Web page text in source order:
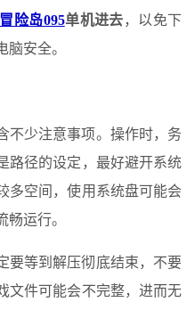
冒险岛095单机进去，以免下
安全。
不少注意事项。操作时，务
路径的设定，最好避开系统
多空间，使用系统盘可能会
运行。
要等到解压彻底结束，不要
文件可能会不完整，进而无